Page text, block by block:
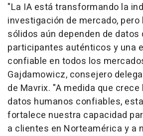
"La IA está transformando la
investigación de mercado,
sólidos aún dependen de datos
participantes auténticos y una
confiable en todos los
Gajdamowicz, consejero
de Mavrix. "A medida que
datos humanos confiables,
fortalece nuestra capacidad
a clientes en Norteamérica y a